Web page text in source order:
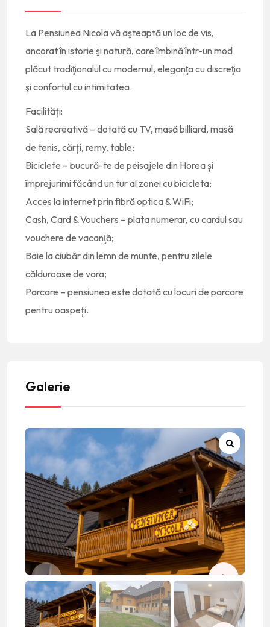
La Pensiunea Nicolavă aşteaptă un loc de vis,
ancorat în istorie şi natură, care îmbină într-un mod
plăcut tradiţionalul cu modernul, eleganţa cu discreţia
şi confortul cu intimitatea.
Facilități:
Sală recreativă – dotată cu TV, masă billiard, masă
de tenis, cărți, remy, table;
Biciclete – bucură-te de peisajele din Horea și
împrejurimi făcând un tur al zonei cu bicicleta;
Acces la internet prin fibră optica & WiFi;
Cash, Card & Vouchers – plata numerar, cu cardul sau
vouchere de vacanţă;
Baie la ciubăr din lemn de munte, pentru zilele
călduroase de vara;
Parcare – pensiunea este dotată cu locuri de parcare
pentru oaspeți.
Galerie